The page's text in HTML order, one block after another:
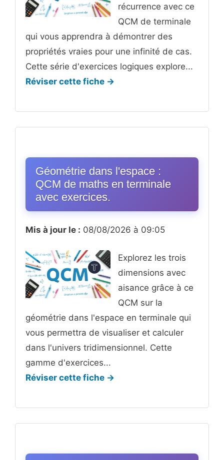
récurrence avec ce
QCM de terminale
qui vous apprendra à démontrer des
propriétés vraies pour une infinité de cas.
Cette série d'exercices logiques explore...
Réviser cette fiche →
Géométrie dans l'espace :
QCM de maths en terminale
avec exercices.
Mis à jour le : 08/08/2026 à 09:05
Explorez les trois
dimensions avec
aisance grâce à ce
QCM sur la
géométrie dans l'espace en terminale qui
vous permettra de visualiser et calculer
dans l'univers tridimensionnel. Cette
gamme d'exercices...
Réviser cette fiche →